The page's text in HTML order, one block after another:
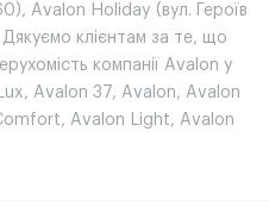
Avalon Holiday (вул. Героїв
клієнтам за те, що
компанії Avalon у
Avalon 37, Avalon, Avalon
Avalon Light, Avalon